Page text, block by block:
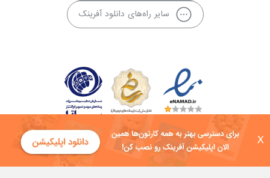
X
سایر راه‌های دانلود آفرینک
کلیه حقوق این سایت به شرکت توسعه فناوی هفت آسمان توکان تعلق دارد و